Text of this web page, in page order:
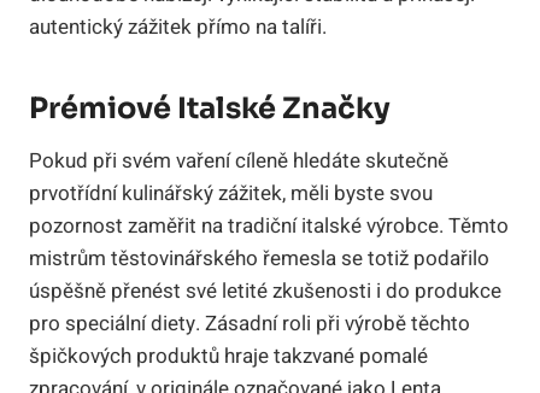
autentický zážitek přímo na talíři.
Prémiové Italské Značky
Pokud při svém vaření cíleně hledáte skutečně
prvotřídní kulinářský zážitek, měli byste svou
pozornost zaměřit na tradiční italské výrobce. Těmto
mistrům těstovinářského řemesla se totiž podařilo
úspěšně přenést své letité zkušenosti i do produkce
pro speciální diety. Zásadní roli při výrobě těchto
špičkových produktů hraje takzvané pomalé